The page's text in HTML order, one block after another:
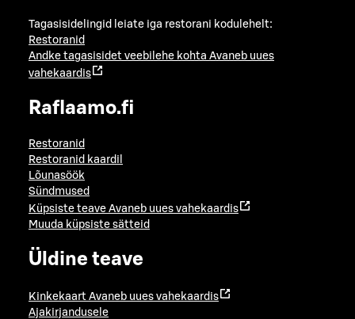
Tagasisidelingid leiate iga restorani kodulehelt:
Restoranid
Andke tagasisidet veebilehe kohta Avaneb uues
vahekaardis
Raflaamo.fi
Restoranid
Restoranid kaardil
Lõunasöök
Sündmused
Küpsiste teave Avaneb uues vahekaardis
Muuda küpsiste sätteid
Üldine teave
Kinkekaart Avaneb uues vahekaardis
Ajakirjandusele